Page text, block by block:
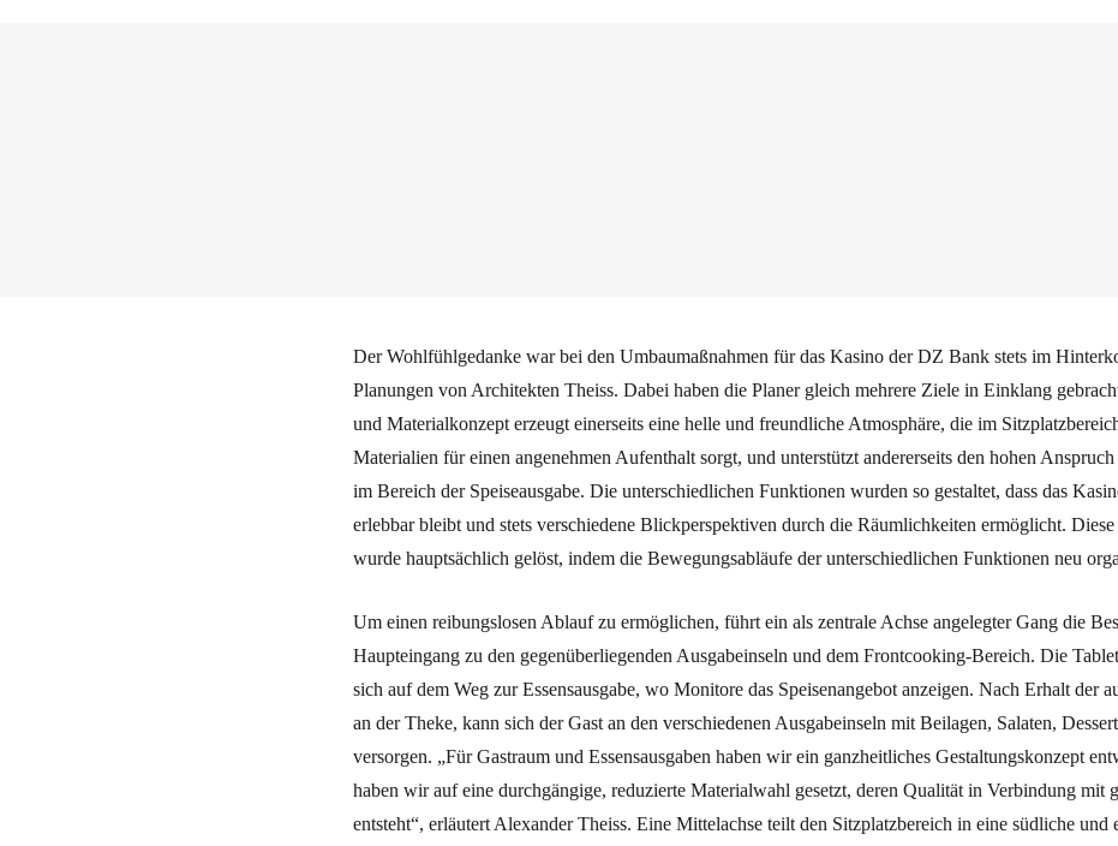
Der Wohlfühlgedanke war bei den Umbaumaßnahmen für das Kasino der DZ Bank stets im
Planungen von Architekten Theiss. Dabei haben die Planer gleich mehrere Ziele in Einklang
und Materialkonzept erzeugt einerseits eine helle und freundliche Atmosphäre, die im
Materialien für einen angenehmen Aufenthalt sorgt, und unterstützt andererseits den hohen
im Bereich der Speiseausgabe. Die unterschiedlichen Funktionen wurden so gestaltet, dass das
erlebbar bleibt und stets verschiedene Blickperspektiven durch die Räumlichkeiten ermöglicht.
wurde hauptsächlich gelöst, indem die Bewegungsabläufe der unterschiedlichen Funktionen neu
Um einen reibungslosen Ablauf zu ermöglichen, führt ein als zentrale Achse angelegter Gang die
Haupteingang zu den gegenüberliegenden Ausgabeinseln und dem Front­cooking-Bereich. Die
sich auf dem Weg zur Essensausgabe, wo Monitore das Speisenangebot anzeigen. Nach Erhalt der
an der Theke, kann sich der Gast an den verschiedenen Ausgabeinseln mit Beilagen, Salaten,
versorgen. „Für Gastraum und Essensausgaben haben wir ein ganzheitliches Gestaltungskonzept
haben wir auf eine durchgängige, reduzierte Materialwahl gesetzt, deren Qualität in Verbindung mit
entsteht“, erläutert Alexander Theiss. Eine Mittelachse teilt den Sitzplatzbereich in eine südliche und